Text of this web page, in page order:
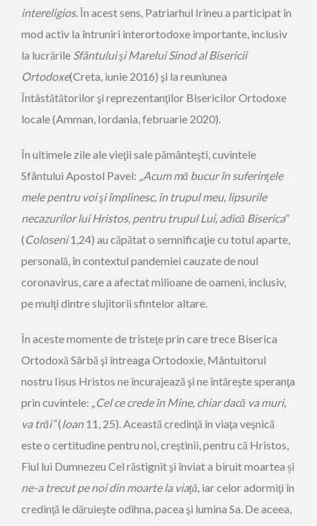
intereligios. În acest sens, Patriarhul Irineu a participat în
mod activ la întruniri interortodoxe importante, inclusiv
la lucrările Sfântului şi Marelui Sinod al Bisericii
Ortodoxe(Creta, iunie 2016) şi la reuniunea
Întâstătătorilor şi reprezentanţilor Bisericilor Ortodoxe
locale (Amman, Iordania, februarie 2020).
În ultimele zile ale vieţii sale pământeşti, cuvintele
Sfântului Apostol Pavel: „Acum mă bucur în suferinţele
mele pentru voi şi împlinesc, în trupul meu, lipsurile
necazurilor lui Hristos, pentru trupul Lui, adică Biserica”
(Coloseni1,24) au căpătat o semnificaţie cu totul aparte,
personală, în contextul pandemiei cauzate de noul
coronavirus, care a afectat milioane de oameni, inclusiv,
pe mulţi dintre slujitorii sfintelor altare.
În aceste momente de tristeţe prin care trece Biserica
Ortodoxă Sârbă şi întreaga Ortodoxie, Mântuitorul
nostru Iisus Hristos ne încurajează şi ne întăreşte speranţa
prin cuvintele: „Cel ce crede în Mine, chiar dacă va muri,
va trăi”(Ioan11, 25). Această credinţă în viaţa veşnică
este o certitudine pentru noi, creştinii, pentru că Hristos,
Fiul lui Dumnezeu Cel răstignit şi înviat a biruit moartea și
ne-a trecut pe noi din moarte la viaţă, iar celor adormiţi în
credinţă le dăruieşte odihna, pacea şi lumina Sa. De aceea,